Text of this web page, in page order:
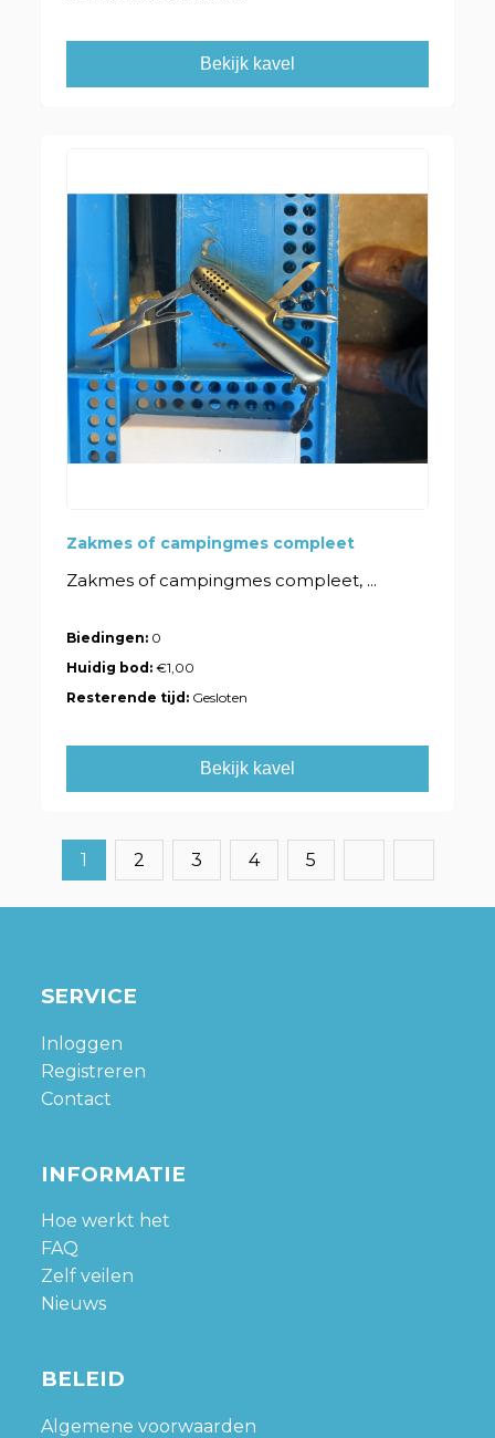
Bekijk kavel
Zakmes of campingmes compleet
Zakmes of campingmes compleet, ...
Biedingen: 0
Huidig bod:€1,00
Resterende tijd: Gesloten
Bekijk kavel
1 2 3 4 5
SERVICE
Inloggen
Registreren
Contact
INFORMATIE
Hoe werkt het
FAQ
Zelf veilen
Nieuws
BELEID
Algemene voorwaarden